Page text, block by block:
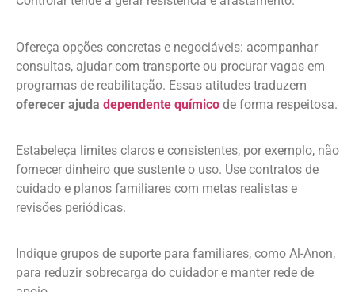
Ofereça opções concretas e negociáveis: acompanhar
consultas, ajudar com transporte ou procurar vagas em
programas de reabilitação. Essas atitudes traduzem
oferecer ajuda dependente químico de forma respeitosa.
Estabeleça limites claros e consistentes, por exemplo, não
fornecer dinheiro que sustente o uso. Use contratos de
cuidado e planos familiares com metas realistas e
revisões periódicas.
Indique grupos de suporte para familiares, como Al-Anon,
para reduzir sobrecarga do cuidador e manter rede de